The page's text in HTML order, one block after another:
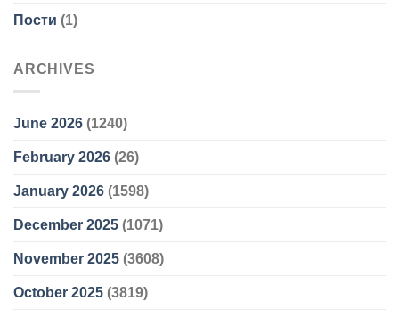
Пости (1)
ARCHIVES
June 2026 (1240)
February 2026 (26)
January 2026 (1598)
December 2025 (1071)
November 2025 (3608)
October 2025 (3819)